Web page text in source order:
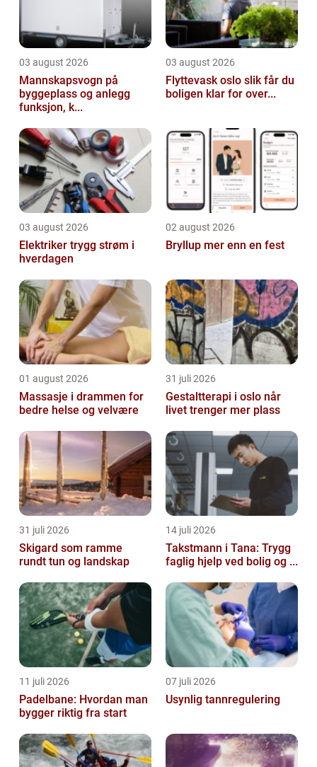
03 august 2026
Mannskapsvogn på
byggeplass og anlegg
funksjon, k...
03 august 2026
Flyttevask oslo slik får du
boligen klar for over...
03 august 2026
Elektriker trygg strøm i
hverdagen
02 august 2026
Bryllup mer enn en fest
01 august 2026
Massasje i drammen for
bedre helse og velvære
31 juli 2026
Gestaltterapi i oslo når
livet trenger mer plass
31 juli 2026
Skigard som ramme
rundt tun og landskap
14 juli 2026
Takstmann i Tana: Trygg
faglig hjelp ved bolig og ...
11 juli 2026
Padelbane: Hvordan man
bygger riktig fra start
07 juli 2026
Usynlig tannregulering